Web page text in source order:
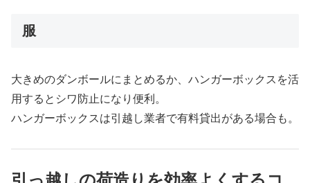
服
大きめのダンボールにまとめるか、ハンガーボックスを活
用するとシワ防止になり便利。
ハンガーボックスは引越し業者で有料貸出がある場合も。